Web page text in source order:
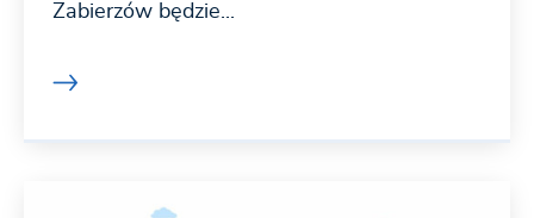
Zabierzów będzie...